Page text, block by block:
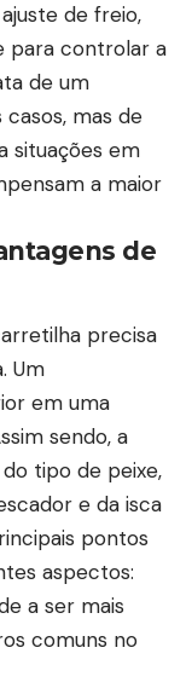
de freio,
para controlar a
de um
mas de
situações em
a maior
de
precisa
Um
em uma
sendo, a
tipo de peixe,
e da isca
pontos
aspectos:
a ser mais
comuns no